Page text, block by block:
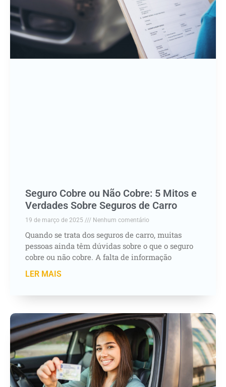
Seguro Cobre ou Não Cobre: 5 Mitos e
Verdades Sobre Seguros de Carro
19 de março de 2025 Nenhum comentário
Quando se trata dos seguros de carro, muitas
pessoas ainda têm dúvidas sobre o que o seguro
cobre ou não cobre. A falta de informação
LER MAIS